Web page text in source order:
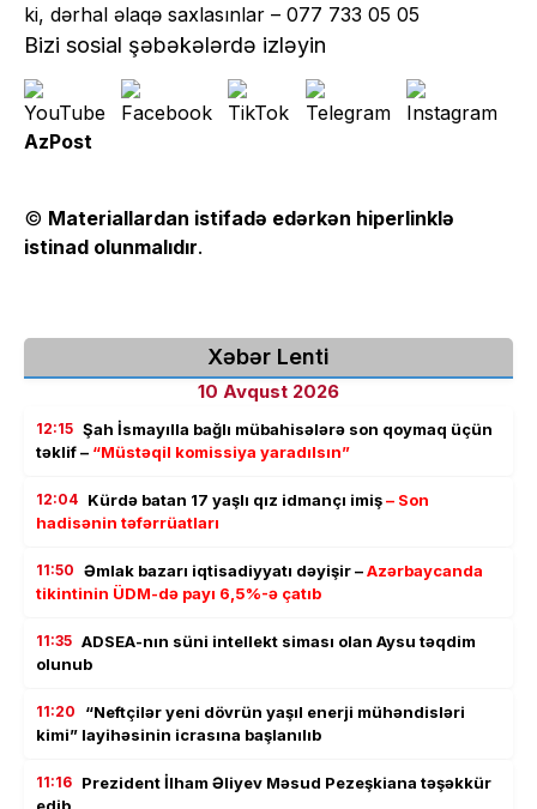
ki, dərhal əlaqə saxlasınlar – 077 733 05 05
Bizi sosial şəbəkələrdə izləyin
AzPost
© Materiallardan istifadə edərkən hiperlinklə
istinad olunmalıdır.
Xəbər Lenti
10 Avqust 2026
12:15 Şah İsmayılla bağlı mübahisələrə son qoymaq üçün
təklif – “Müstəqil komissiya yaradılsın”
12:04 Kürdə batan 17 yaşlı qız idmançı imiş– Son
hadisənin təfərrüatları
11:50 Əmlak bazarı iqtisadiyyatı dəyişir –Azərbaycanda
tikintinin ÜDM-də payı 6,5%-ə çatıb
11:35 ADSEA-nın süni intellekt siması olan Aysu təqdim
olunub
11:20
“Neftçilər yeni dövrün yaşıl enerji mühəndisləri
kimi” layihəsinin icrasına başlanılıb
11:16 Prezident İlham Əliyev Məsud Pezeşkiana təşəkkür